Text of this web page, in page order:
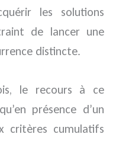
les solutions
de lancer une
distincte.
le recours à ce
présence d’un
critères cumulatifs